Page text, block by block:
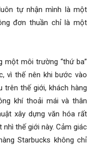
tự nhận mình là một
đơn thuần chỉ là một
một môi trường “thứ ba”
vì thế nên khi bước vào
trên thế giới, khách hàng
khí thoải mái và thân
xây dựng văn hóa rất
thế giới này. Cảm giác
Starbucks không chỉ